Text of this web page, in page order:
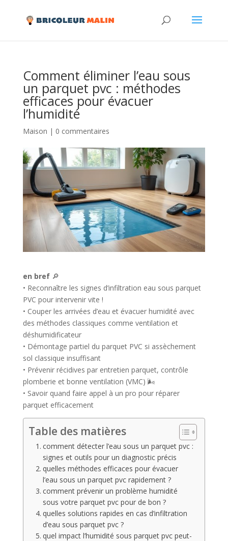
Comment éliminer l’eau sous
un parquet pvc : méthodes
efficaces pour évacuer
l’humidité
Maison | 0 commentaires
en bref🔎
• Reconnaître les signes d’infiltration eau sous parquet
PVC pour intervenir vite !
• Couper les arrivées d’eau et évacuer humidité avec
des méthodes classiques comme ventilation et
déshumidificateur
• Démontage partiel du parquet PVC si assèchement
sol classique insuffisant
• Prévenir récidives par entretien parquet, contrôle
plomberie et bonne ventilation (VMC) 🌬
• Savoir quand faire appel à un pro pour réparer
parquet efficacement
Table des matières
comment détecter l’eau sous un parquet pvc :
signes et outils pour un diagnostic précis
quelles méthodes efficaces pour évacuer
l’eau sous un parquet pvc rapidement ?
comment prévenir un problème humidité
sous votre parquet pvc pour de bon ?
quelles solutions rapides en cas d’infiltration
d’eau sous parquet pvc ?
quel impact l’humidité sous parquet pvc peut-